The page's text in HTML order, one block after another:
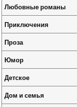
Любовные романы
Приключения
Проза
Юмор
Детское
Дом и семья